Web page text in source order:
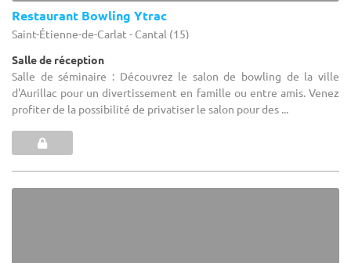
Restaurant Bowling Ytrac
Saint-Étienne-de-Carlat - Cantal (15)
Salle de réception
Salle de séminaire : Découvrez le salon de bowling de la ville
d'Aurillac pour un divertissement en famille ou entre amis. Venez
profiter de la possibilité de privatiser le salon pour des ...